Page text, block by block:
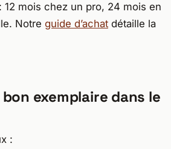
12 mois chez un pro, 24 mois en
Notre guide d’achat détaille la
exemplaire dans le
: